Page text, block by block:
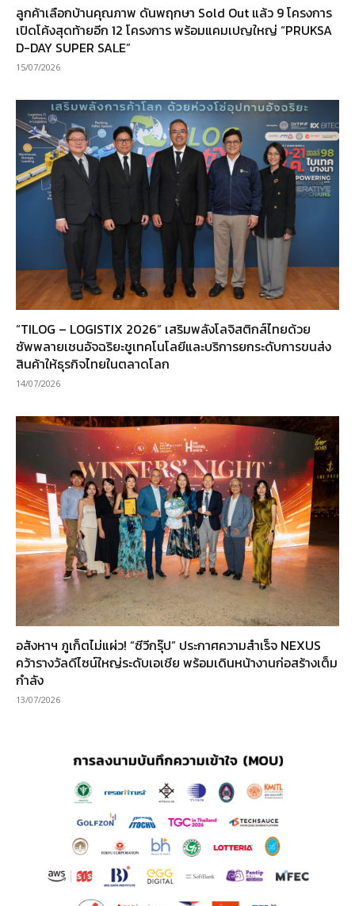
ลูกค้าเลือกบ้านคุณภาพ ดันพฤกษา Sold Out แล้ว 9 โครงการ
เปิดโค้งสุดท้ายอีก 12 โครงการ พร้อมแคมเปญใหญ่ “PRUKSA
D-DAY SUPER SALE”
15/07/2026
“TILOG – LOGISTIX 2026” เสริมพลังโลจิสติกส์ไทยด้วย
ซัพพลายเชนอัจฉริยะชูเทคโนโลยีและบริการยกระดับการขนส่ง
สินค้าให้ธุรกิจไทยในตลาดโลก
14/07/2026
อสังหาฯ ภูเก็ตไม่แผ่ว! “ซีวีกรุ๊ป” ประกาศความสำเร็จ NEXUS
คว้ารางวัลดีไซน์ใหญ่ระดับเอเชีย พร้อมเดินหน้างานก่อสร้างเต็ม
กำลัง
13/07/2026